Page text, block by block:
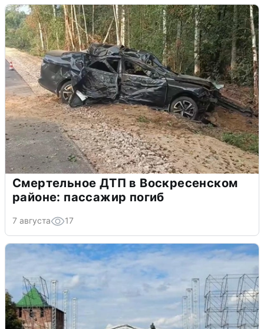
Смертельное ДТП в Воскресенском
районе: пассажир погиб
7 августа 17